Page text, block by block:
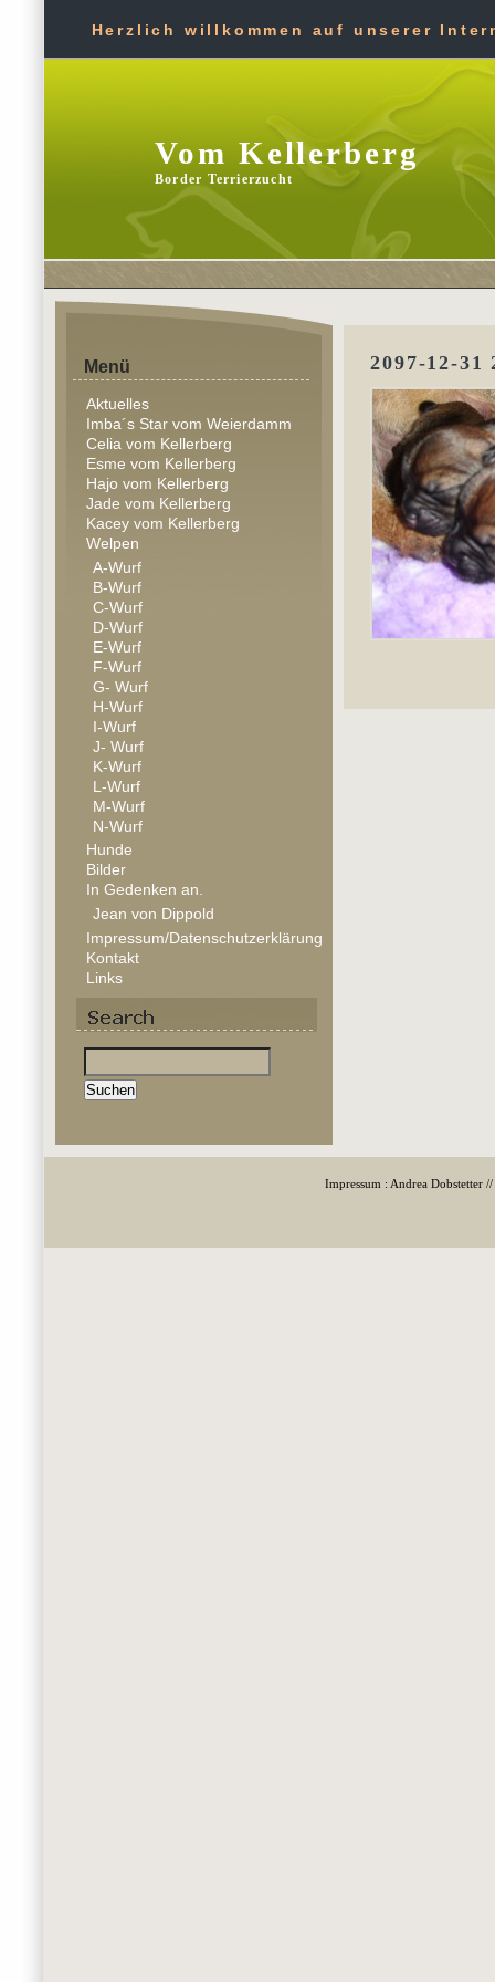
Herzlich willkommen auf unserer
Vom Kellerberg
Border Terrierzucht
2097-12-31
Menü
Aktuelles
Imba´s Star vom Weierdamm
Celia vom Kellerberg
Esme vom Kellerberg
Hajo vom Kellerberg
Jade vom Kellerberg
Kacey vom Kellerberg
Welpen
A-Wurf
B-Wurf
C-Wurf
D-Wurf
E-Wurf
F-Wurf
G- Wurf
H-Wurf
I-Wurf
J- Wurf
K-Wurf
L-Wurf
M-Wurf
N-Wurf
Hunde
Bilder
In Gedenken an.
Jean von Dippold
Impressum/Datenschutzerklärung
Kontakt
Links
Impressum : Andrea Dobstetter